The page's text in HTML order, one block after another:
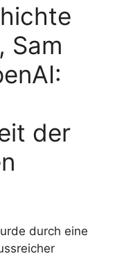
Sam
der
durch eine